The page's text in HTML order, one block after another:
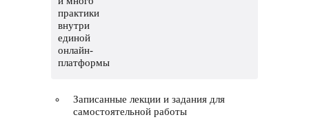
практики
внутри
единой
онлайн-
платформы
Записанные лекции и задания для
самостоятельной работы